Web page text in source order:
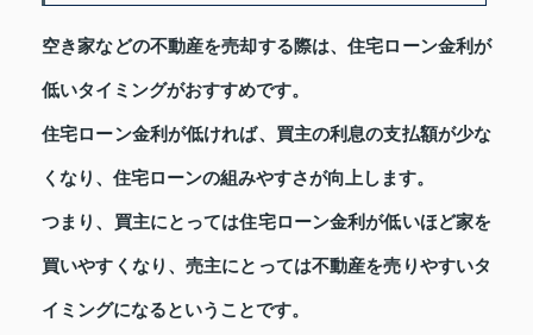
空き家などの不動産を売却する際は、住宅ローン金利が
低いタイミングがおすすめです。
住宅ローン金利が低ければ、買主の利息の支払額が少な
くなり、住宅ローンの組みやすさが向上します。
つまり、買主にとっては住宅ローン金利が低いほど家を
買いやすくなり、売主にとっては不動産を売りやすいタ
イミングになるということです。